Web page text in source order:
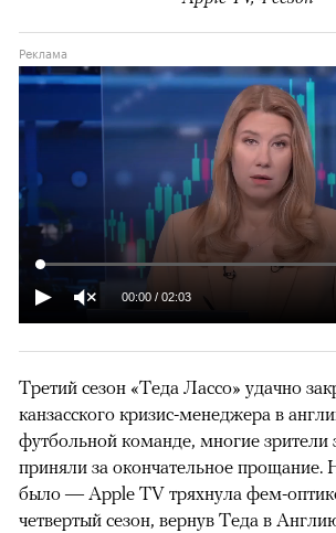
00:00 / 02:03
Третий сезон «Теда Лассо» удачно
канзасского кризис-менеджера в
футбольной команде, многие зрители
приняли за окончательное прощание.
было — Apple TV тряхнула фем-
четвертый сезон, вернув Теда в